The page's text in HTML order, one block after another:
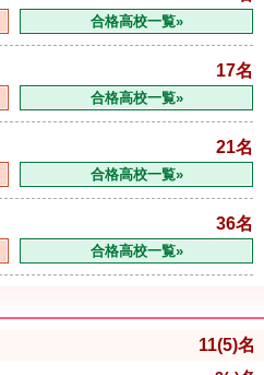
合格高校一覧»
17名
合格高校一覧»
21名
合格高校一覧»
36名
合格高校一覧»
11(5)名